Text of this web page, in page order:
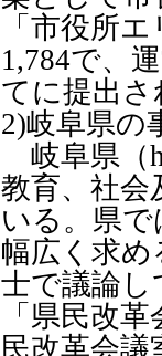
「市役所
1,784で、
てに提出
2)岐阜県の
岐阜県（
教育、社会
いる。県
幅広く求
士で議論し
「県民改
民改革会